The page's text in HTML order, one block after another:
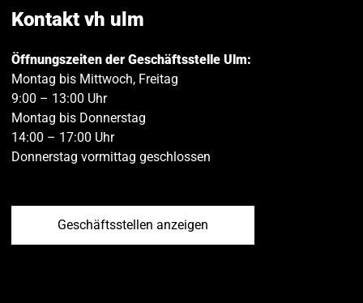
Kontakt vh ulm
Öffnungszeiten der Geschäftsstelle Ulm:
Montag bis Mittwoch, Freitag
9:00 – 13:00 Uhr
Montag bis Donnerstag
14:00 – 17:00 Uhr
Donnerstag vormittag geschlossen
Geschäftsstellen anzeigen